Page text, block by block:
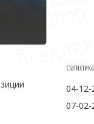
статистика
04-12-
07-02-